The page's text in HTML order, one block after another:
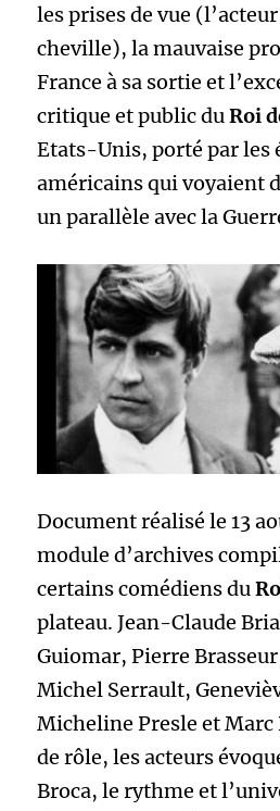
les prises de vue (l’acteur
cheville), la mauvaise
France à sa sortie et
critique et public duRoi
Etats-Unis, porté par les
américains qui voyaient
un parallèle avec la
Document réalisé le 13
module d’archives
certains comédiens du
plateau. Jean-Claude
Guiomar, Pierre
Michel Serrault,
Micheline Presle et
de rôle, les acteurs
Broca, le rythme et